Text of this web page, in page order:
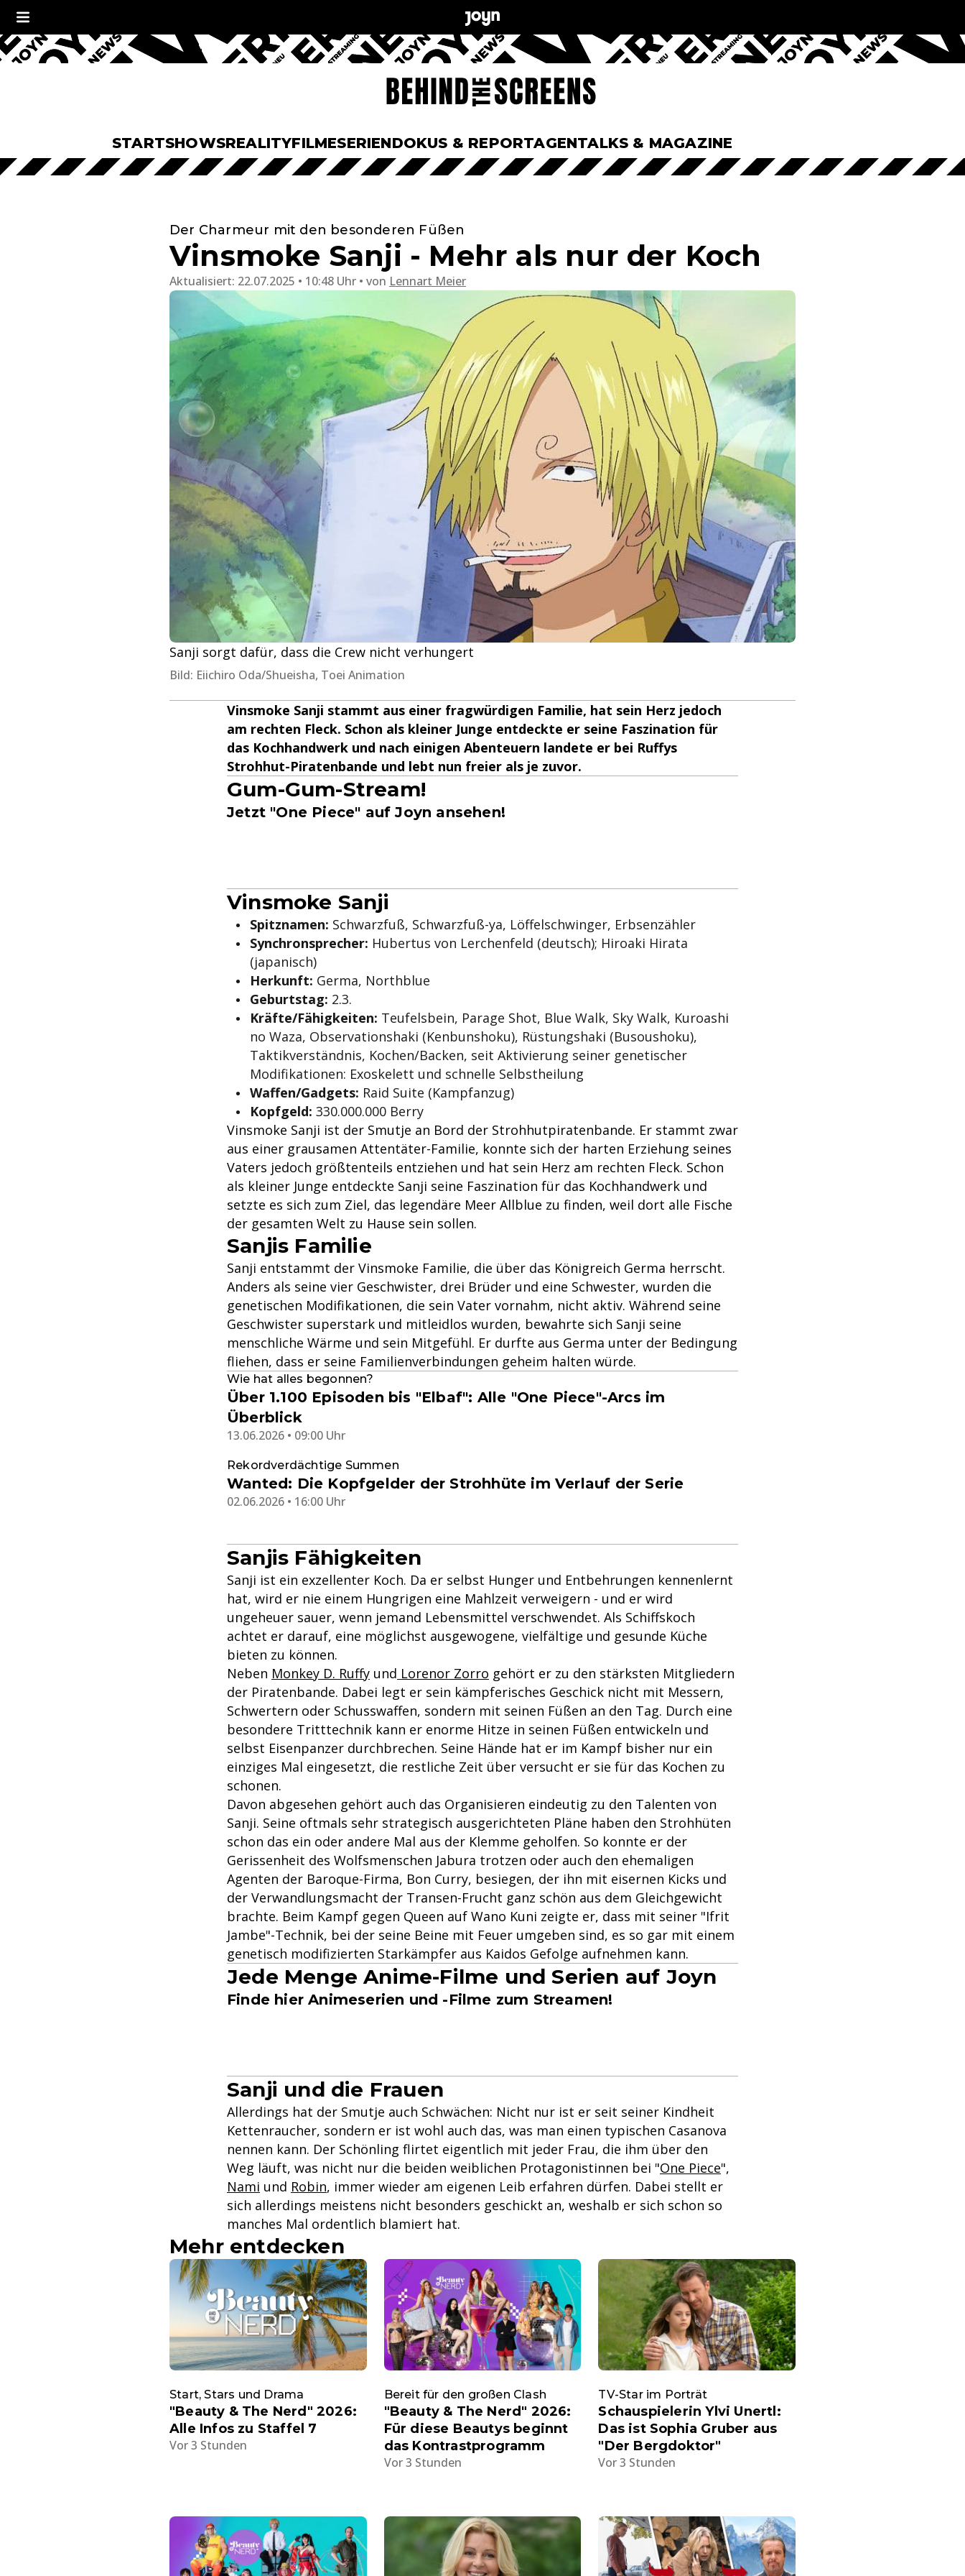
STARTSHOWSREALITYFILMESERIENDOKUS & REPORTAGENTALKS & MAGAZINE
Der Charmeur mit den besonderen Füßen
Vinsmoke Sanji - Mehr als nur der Koch
Aktualisiert: 22.07.2025 • 10:48 Uhr von Lennart Meier
Sanji sorgt dafür, dass die Crew nicht verhungert
Bild: Eiichiro Oda/Shueisha, Toei Animation
Vinsmoke Sanji stammt aus einer fragwürdigen Familie, hat sein Herz jedoch
am rechten Fleck. Schon als kleiner Junge entdeckte er seine Faszination für
das Kochhandwerk und nach einigen Abenteuern landete er bei Ruffys
Strohhut-Piratenbande und lebt nun freier als je zuvor.
Gum-Gum-Stream!
Jetzt "One Piece" auf Joyn ansehen!
Vinsmoke Sanji
Spitznamen: Schwarzfuß, Schwarzfuß-ya, Löffelschwinger, Erbsenzähler
Synchronsprecher: Hubertus von Lerchenfeld (deutsch); Hiroaki Hirata
(japanisch)
Herkunft: Germa, Northblue
Geburtstag: 2.3.
Kräfte/Fähigkeiten: Teufelsbein, Parage Shot, Blue Walk, Sky Walk, Kuroashi
no Waza, Observationshaki (Kenbunshoku), Rüstungshaki (Busoushoku),
Taktikverständnis, Kochen/Backen, seit Aktivierung seiner genetischer
Modifikationen: Exoskelett und schnelle Selbstheilung
Waffen/Gadgets: Raid Suite (Kampfanzug)
Kopfgeld: 330.000.000 Berry
Vinsmoke Sanji ist der Smutje an Bord der Strohhutpiratenbande. Er stammt zwar
aus einer grausamen Attentäter-Familie, konnte sich der harten Erziehung seines
Vaters jedoch größtenteils entziehen und hat sein Herz am rechten Fleck. Schon
als kleiner Junge entdeckte Sanji seine Faszination für das Kochhandwerk und
setzte es sich zum Ziel, das legendäre Meer Allblue zu finden, weil dort alle Fische
der gesamten Welt zu Hause sein sollen.
Sanjis Familie
Sanji entstammt der Vinsmoke Familie, die über das Königreich Germa herrscht.
Anders als seine vier Geschwister, drei Brüder und eine Schwester, wurden die
genetischen Modifikationen, die sein Vater vornahm, nicht aktiv. Während seine
Geschwister superstark und mitleidlos wurden, bewahrte sich Sanji seine
menschliche Wärme und sein Mitgefühl. Er durfte aus Germa unter der Bedingung
fliehen, dass er seine Familienverbindungen geheim halten würde.
Wie hat alles begonnen?
Über 1.100 Episoden bis "Elbaf": Alle "One Piece"-Arcs im
Überblick
13.06.2026 • 09:00 Uhr
Rekordverdächtige Summen
Wanted: Die Kopfgelder der Strohhüte im Verlauf der Serie
02.06.2026 • 16:00 Uhr
Sanjis Fähigkeiten
Sanji ist ein exzellenter Koch. Da er selbst Hunger und Entbehrungen kennenlernt
hat, wird er nie einem Hungrigen eine Mahlzeit verweigern - und er wird
ungeheuer sauer, wenn jemand Lebensmittel verschwendet. Als Schiffskoch
achtet er darauf, eine möglichst ausgewogene, vielfältige und gesunde Küche
bieten zu können.
Neben Monkey D. Ruffy und Lorenor Zorro gehört er zu den stärksten Mitgliedern
der Piratenbande. Dabei legt er sein kämpferisches Geschick nicht mit Messern,
Schwertern oder Schusswaffen, sondern mit seinen Füßen an den Tag. Durch eine
besondere Tritttechnik kann er enorme Hitze in seinen Füßen entwickeln und
selbst Eisenpanzer durchbrechen. Seine Hände hat er im Kampf bisher nur ein
einziges Mal eingesetzt, die restliche Zeit über versucht er sie für das Kochen zu
schonen.
Davon abgesehen gehört auch das Organisieren eindeutig zu den Talenten von
Sanji. Seine oftmals sehr strategisch ausgerichteten Pläne haben den Strohhüten
schon das ein oder andere Mal aus der Klemme geholfen. So konnte er der
Gerissenheit des Wolfsmenschen Jabura trotzen oder auch den ehemaligen
Agenten der Baroque-Firma, Bon Curry, besiegen, der ihn mit eisernen Kicks und
der Verwandlungsmacht der Transen-Frucht ganz schön aus dem Gleichgewicht
brachte. Beim Kampf gegen Queen auf Wano Kuni zeigte er, dass mit seiner "Ifrit
Jambe"-Technik, bei der seine Beine mit Feuer umgeben sind, es so gar mit einem
genetisch modifizierten Starkämpfer aus Kaidos Gefolge aufnehmen kann.
Jede Menge Anime-Filme und Serien auf Joyn
Finde hier Animeserien und -Filme zum Streamen!
Sanji und die Frauen
Allerdings hat der Smutje auch Schwächen: Nicht nur ist er seit seiner Kindheit
Kettenraucher, sondern er ist wohl auch das, was man einen typischen Casanova
nennen kann. Der Schönling flirtet eigentlich mit jeder Frau, die ihm über den
Weg läuft, was nicht nur die beiden weiblichen Protagonistinnen bei "One Piece",
Nami und Robin, immer wieder am eigenen Leib erfahren dürfen. Dabei stellt er
sich allerdings meistens nicht besonders geschickt an, weshalb er sich schon so
manches Mal ordentlich blamiert hat.
Mehr entdecken
Start, Stars und Drama
"Beauty & The Nerd" 2026:
Alle Infos zu Staffel 7
Vor 3 Stunden
Bereit für den großen Clash
"Beauty & The Nerd" 2026:
Für diese Beautys beginnt
das Kontrastprogramm
Vor 3 Stunden
TV-Star im Porträt
Schauspielerin Ylvi Unertl:
Das ist Sophia Gruber aus
"Der Bergdoktor"
Vor 3 Stunden